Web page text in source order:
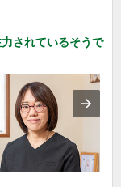
されているそうで